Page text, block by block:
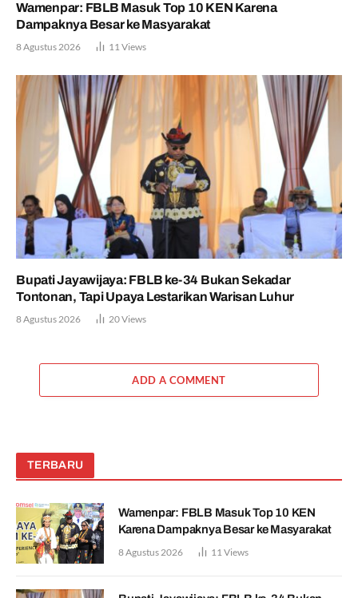
Wamenpar: FBLB Masuk Top 10 KEN Karena
Dampaknya Besar ke Masyarakat
8 Agustus 2026 11Views
Bupati Jayawijaya: FBLB ke-34 Bukan Sekadar
Tontonan, Tapi Upaya Lestarikan Warisan Luhur
8 Agustus 2026 20Views
ADD A COMMENT
TERBARU
Wamenpar: FBLB Masuk Top 10 KEN
Karena Dampaknya Besar ke Masyarakat
8 Agustus 2026 11 Views